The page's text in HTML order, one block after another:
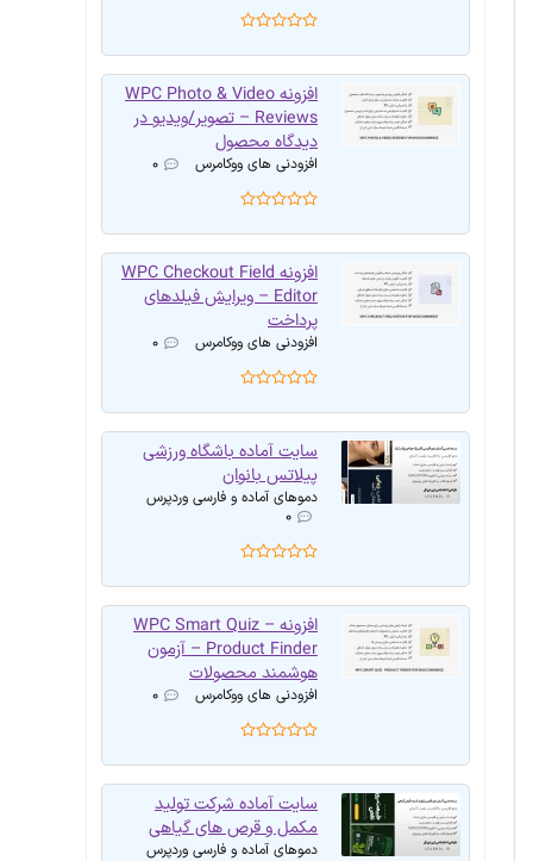
افزونه WPC Photo & Video
Reviews – تصویر/ویدیو در
دیدگاه محصول
افزودنی های ووکامرس ۰
افزونه WPC Checkout Field
Editor – ویرایش فیلدهای
پرداخت
افزودنی های ووکامرس ۰
سایت آماده باشگاه ورزشی
پیلاتس بانوان
دموهای آماده و فارسی وردپرس
۰
افزونه WPC Smart Quiz –
Product Finder – آزمون
هوشمند محصولات
افزودنی های ووکامرس ۰
سایت آماده شرکت تولید
مکمل و قرص های گیاهی
دموهای آماده و فارسی وردپرس